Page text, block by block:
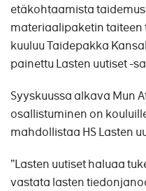
etäkohtaamista
materiaalipaketin taiteen
kuuluu Taidepakka
painettu Lasten uutiset -
Syyskuussa alkava Mun
osallistuminen on
mahdollistaa HS Lasten
”Lasten uutiset haluaa
vastata lasten